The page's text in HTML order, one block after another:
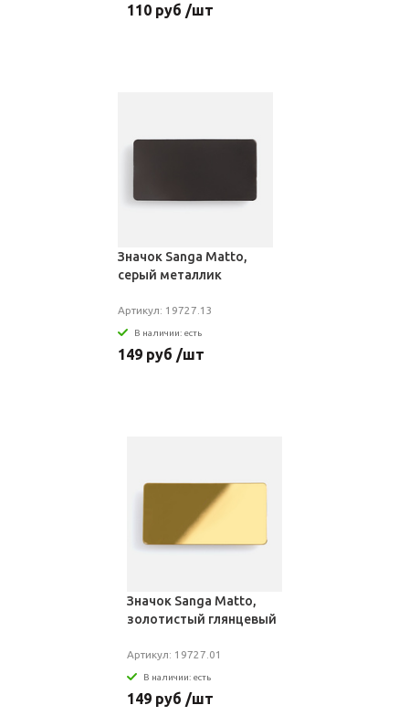
110 руб /шт
Значок Sanga Matto,
серый металлик
Артикул: 19727.13
В наличии: есть
149 руб /шт
Значок Sanga Matto,
золотистый глянцевый
Артикул: 19727.01
В наличии: есть
149 руб /шт